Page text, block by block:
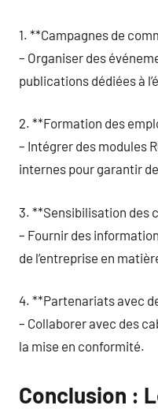
1. **Campagnes de
– Organiser des
publications dédiées à
2. **Formation des
– Intégrer des modules
internes pour garantir
3. **Sensibilisation des
– Fournir des
de l’entreprise en
4. **Partenariats avec
– Collaborer avec des
la mise en conformité.
Conclusion :